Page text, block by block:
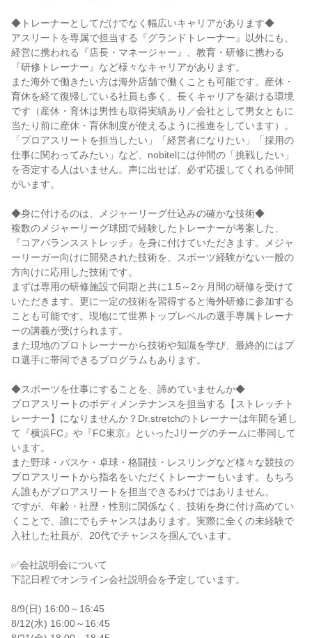
◆トレーナーとしてだけでなく幅広いキャリアがあります◆
アスリートを専属で担当する『グランドトレーナー』以外にも、
経営に携われる『店長・マネージャー』、教育・研修に携わる
『研修トレーナー』など様々なキャリアがあります。
また海外で働きたい方は海外店舗で働くことも可能です。産休・
育休を経て復帰している社員も多く、長くキャリアを築ける環境
です（産休・育休は男性も取得実績あり／会社として男女ともに
当たり前に産休・育休制度が使えるように推進をしています）。
「プロアスリートを担当したい」「経営者になりたい」「採用の
仕事に関わってみたい」など、nobitelには仲間の「挑戦したい」
を否定する人はいません。声に出せば、必ず応援してくれる仲間
がいます。
◆身に付けるのは、メジャーリーグ仕込みの確かな技術◆
複数のメジャーリーグ球団で経験したトレーナーが考案した、
『コアバランスストレッチ』を身に付けていただきます。メジャ
ーリーガー向けに開発された技術を、スポーツ経験がない一般の
方向けに応用した技術です。
まずは専用の研修施設で同期と共に1.5～2ヶ月間の研修を受けて
いただきます。更に一定の技術を習得すると海外研修に参加する
ことも可能です。現地にて世界トップレベルの選手専属トレーナ
ーの講義が受けられます。
また現地のプロトレーナーから技術や知識を学び、最終的にはプ
ロ選手に帯同できるプログラムもあります。
◆スポーツを仕事にすることを、諦めていませんか◆
プロアスリートのボディメンテナンスを担当する【ストレッチト
レーナー】になりませんか？Dr.stretchのトレーナーは年間を通し
て『横浜FC』や『FC東京』といったJリーグのチームに帯同して
います。
また野球・バスケ・卓球・格闘技・レスリングなど様々な競技の
プロアスリートから指名をいただくトレーナーもいます。もちろ
ん誰もがプロアスリートを担当できるわけではありません。
ですが、年齢・社歴・性別に関係なく、技術を身に付け高めてい
くことで、誰にでもチャンスはあります。実際に全くの未経験で
入社した社員が、20代でチャンスを掴んでいます。
✅会社説明会について
下記日程でオンライン会社説明会を予定しています。
8/9(日) 16:00～16:45
8/12(水) 16:00～16:45